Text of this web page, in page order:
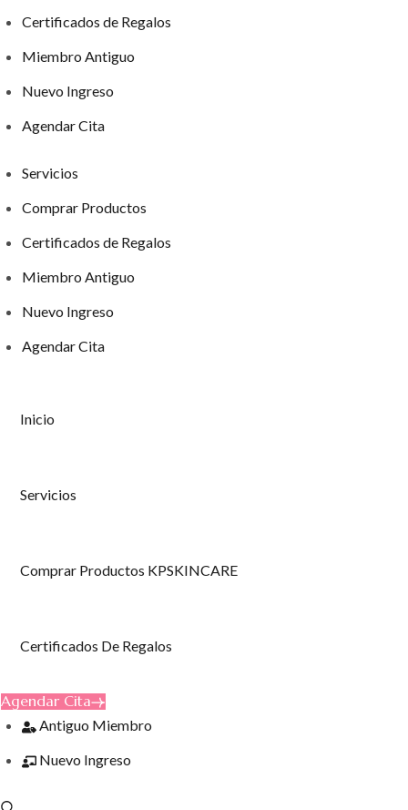
Certificados de Regalos
Miembro Antiguo
Nuevo Ingreso
Agendar Cita
Servicios
Comprar Productos
Certificados de Regalos
Miembro Antiguo
Nuevo Ingreso
Agendar Cita
Inicio
Servicios
Comprar Productos KPSKINCARE
Certificados De Regalos
Agendar Cita
Antiguo Miembro
Nuevo Ingreso